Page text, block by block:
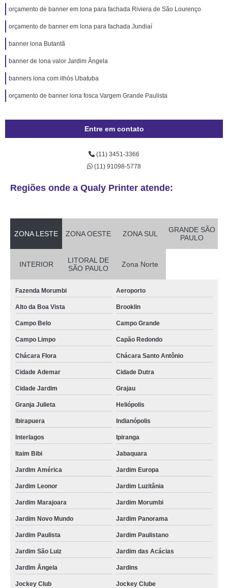
orçamento de banner em lona para fachada Riviera de São Lourenço
orçamento de banner em lona para fachada Jundiaí
banner lona Butantã
banner de lona valor Jardim Ângela
banners lona com ilhós Ubatuba
orçamento de banner lona fosca Vargem Grande Paulista
Entre em contato
(11) 3451-3366
(11) 91098-5778
Regiões onde a Qualy Printer atende:
ZONA LESTE ZONA OESTE ZONA SUL
GRANDE SÃO
PAULO
INTERIOR
LITORAL DE
SÃO PAULO
Zona Norte
Fazenda Morumbi Aeroporto
Alto da Boa Vista Brooklin
Campo Belo Campo Grande
Campo Limpo Capão Redondo
Chácara Flora Chácara Santo Antônio
Cidade Ademar Cidade Dutra
Cidade Jardim Grajau
Granja Julieta Heliópolis
Ibirapuera Indianópolis
Interlagos Ipiranga
Itaim Bibi Jabaquara
Jardim América Jardim Europa
Jardim Leonor Jardim Luzitânia
Jardim Marajoara Jardim Morumbi
Jardim Novo Mundo Jardim Panorama
Jardim Paulista Jardim Paulistano
Jardim São Luiz Jardim das Acácias
Jardim Ângela Jardins
Jockey Club Jockey Clube